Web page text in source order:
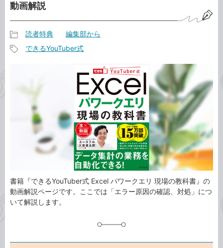
動画解説
事
ゴ
読者特典 編集部から
グ
できるYouTuber式
書籍『できるYouTuber式 Excel パワークエリ 現場の教科書』の
動画解説ページです。ここでは「エラー原因の確認、対処」につ
いて解説します。